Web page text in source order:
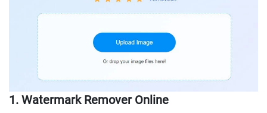
1. Watermark Remover Online